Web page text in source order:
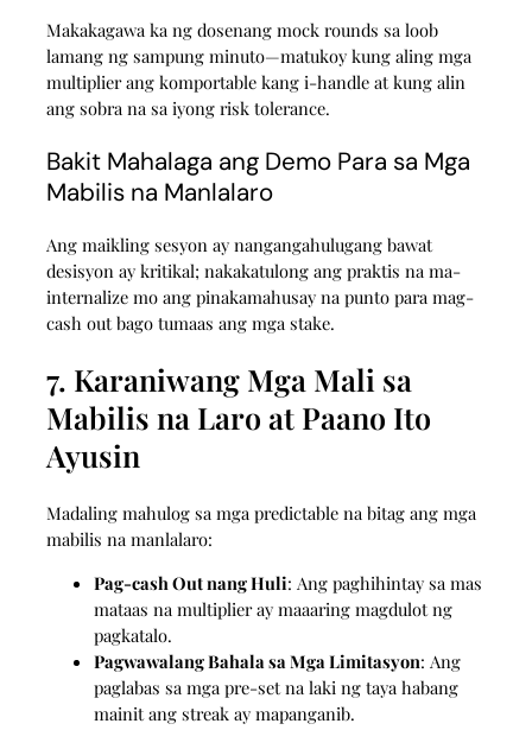
Makakagawa ka ng dosenang mock rounds sa loob
lamang ng sampung minuto—matukoy kung aling mga
multiplier ang komportable kang i-handle at kung alin
ang sobra na sa iyong risk tolerance.
Bakit Mahalaga ang Demo Para sa Mga
Mabilis na Manlalaro
Ang maikling sesyon ay nangangahulugang bawat
desisyon ay kritikal; nakakatulong ang praktis na ma-
internalize mo ang pinakamahusay na punto para mag-
cash out bago tumaas ang mga stake.
7. Karaniwang Mga Mali sa
Mabilis na Laro at Paano Ito
Ayusin
Madaling mahulog sa mga predictable na bitag ang mga
mabilis na manlalaro:
Pag-cash Out nang Huli: Ang paghihintay sa mas
mataas na multiplier ay maaaring magdulot ng
pagkatalo.
Pagwawalang Bahala sa Mga Limitasyon: Ang
paglabas sa mga pre‑set na laki ng taya habang
mainit ang streak ay mapanganib.